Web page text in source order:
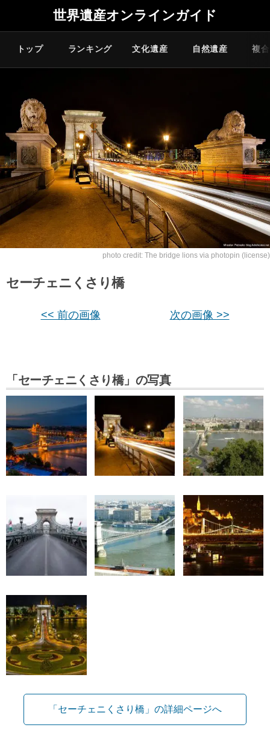
世界遺産オンラインガイド
トップ ランキング 文化遺産 自然遺産 複
photo credit: The bridge lions via photopin (license)
セーチェニくさり橋
<< 前の画像 次の画像 >>
「セーチェニくさり橋」の写真
「セーチェニくさり橋」の詳細ページへ